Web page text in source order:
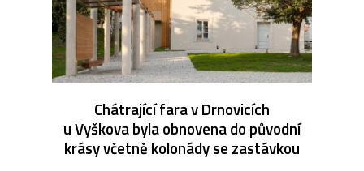
Chátrající fara v Drnovicích
u Vyškova byla obnovena do původní
krásy včetně kolonády se zastávkou